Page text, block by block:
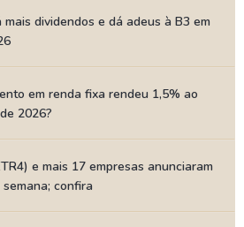
mais dividendos e dá adeus à B3 em
em renda fixa rendeu 1,5% ao
2026?
e mais 17 empresas anunciaram
confira